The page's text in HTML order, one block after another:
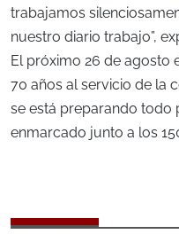
trabajamos
nuestro diario trabajo”,
El próximo 26 de agosto
70 años al servicio de la
se está preparando todo
enmarcado junto a los